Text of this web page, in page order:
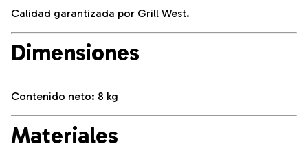
Calidad garantizada por Grill West.
Dimensiones
Contenido neto: 8 kg
Materiales